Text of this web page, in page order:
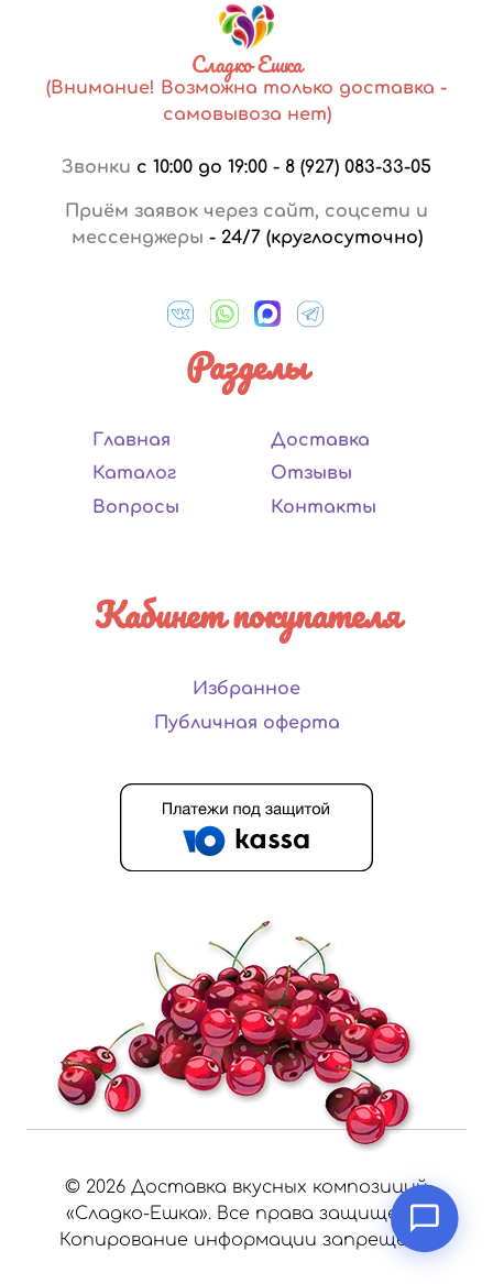
Сладко Ешка
(Внимание! Возможна только доставка -
самовывоза нет)
Звонки с 10:00 до 19:00 - 8 (927) 083-33-05
Приём заявок через сайт, соцсети и
мессенджеры - 24/7 (круглосуточно)
Разделы
Главная
Каталог
Вопросы
Доставка
Отзывы
Контакты
Кабинет покупателя
Избранное
Публичная оферта
© 2026 Доставка вкусных композиций
«Сладко-Ешка». Все права защищены.
Копирование информации запрещено.